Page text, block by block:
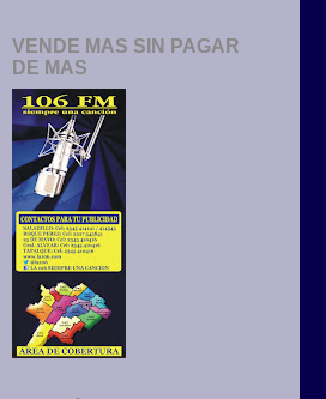
VENDE MAS SIN PAGAR
DE MAS